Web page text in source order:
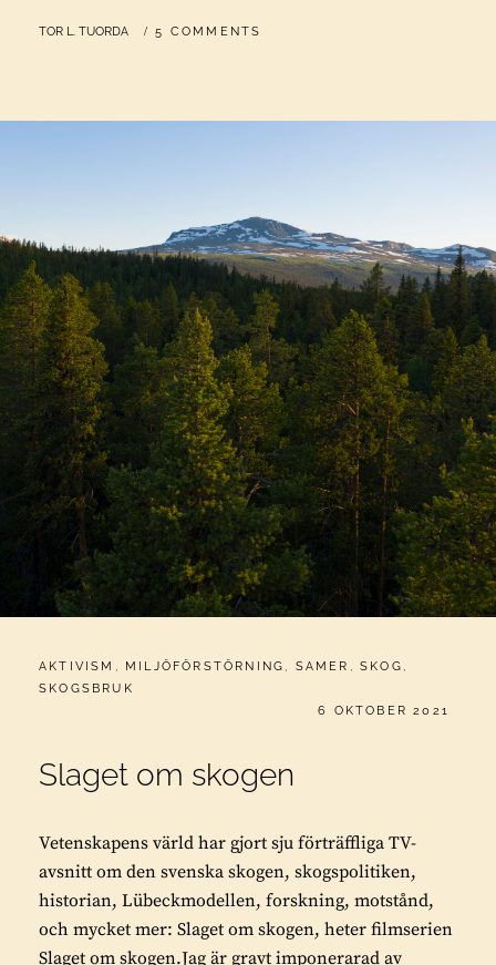
BY
TOR L. TUORDA 5 COMMENTS
CATEGORIES:
AKTIVISM , MILJÖFÖRSTÖRNING , SAMER ,SKOG ,
SKOGSBRUK
PUBLICERAT
6 OKTOBER 2021
Slaget om skogen
Vetenskapens värld har gjort sju förträffliga TV-
avsnitt om den svenska skogen, skogspolitiken,
historian, Lübeckmodellen, forskning, motstånd,
och mycket mer: Slaget om skogen, heter filmserien
Slaget om skogen.Jag är gravt imponerarad av